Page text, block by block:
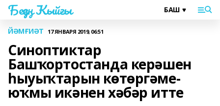
Беҙҙең Ҡыйғы
ЙӘМҒИӘТ 17 ЯНВАРЯ 2019, 06:51
Синоптиктар
Башҡортостанда керәшен
һыуыҡтарын көтөргәме-
юҡмы икәнен хәбәр итте